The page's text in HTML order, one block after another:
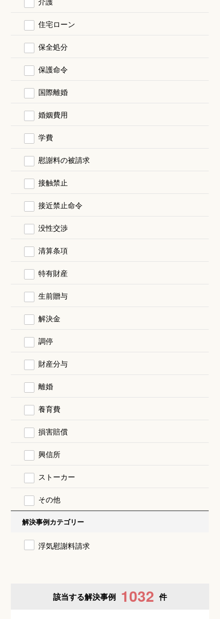
住宅ローン
保全処分
保護命令
国際離婚
婚姻費用
学費
慰謝料の被請求
接触禁止
接近禁止命令
没性交渉
清算条項
特有財産
生前贈与
解決金
調停
財産分与
離婚
養育費
損害賠償
興信所
ストーカー
その他
解決事例カテゴリー
浮気慰謝料請求
該当する解決事例 1032 件